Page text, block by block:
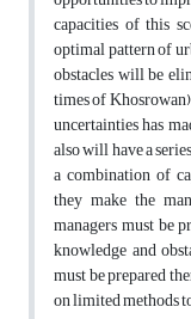
capacities of this
optimal pattern of
obstacles will be
times of
uncertainties has
also will have a
a combination of
they make the
managers must be
knowledge and
must be prepared
on limited methods